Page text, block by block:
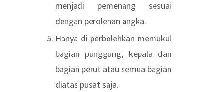
menjadi pemenang sesuai
dengan perolehan angka.
Hanya di perbolehkan memukul
bagian punggung, kepala dan
bagian perut atau semua bagian
diatas pusat saja.